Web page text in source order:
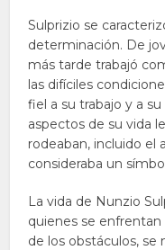
Sulprizio se
determinación. De
más tarde trabajó
las difíciles
fiel a su trabajo y a
aspectos de su vida
rodeaban, incluido el
consideraba un
La vida de Nunzio
quienes se enfrentan
de los obstáculos,